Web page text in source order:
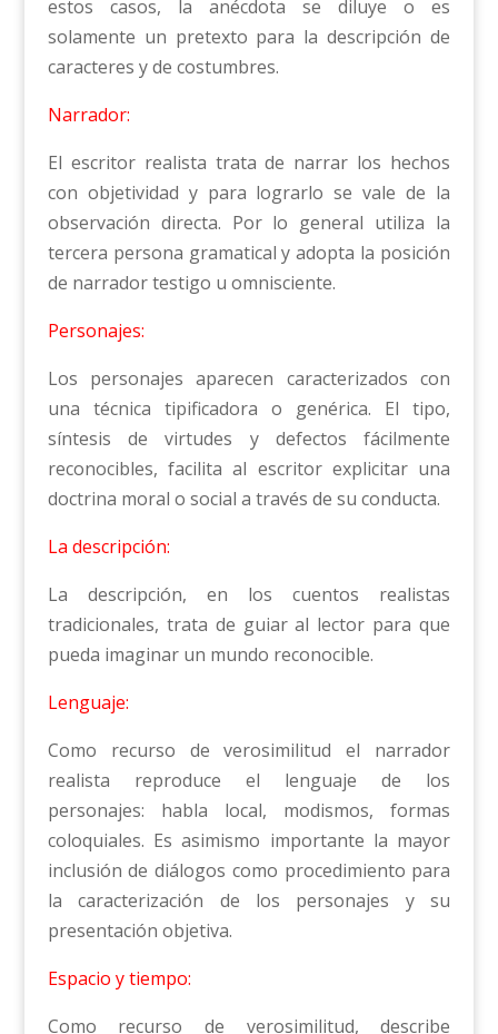
estos casos, la anécdota se diluye o es
solamente un pretexto para la descripción de
caracteres y de costumbres.
Narrador:
El escritor realista trata de narrar los hechos
con objetividad y para lograrlo se vale de la
observación directa. Por lo general utiliza la
tercera persona gramatical y adopta la posición
de narrador testigo u omnisciente.
Personajes:
Los personajes aparecen caracterizados con
una técnica tipificadora o genérica. El tipo,
síntesis de virtudes y defectos fácilmente
reconocibles, facilita al escritor explicitar una
doctrina moral o social a través de su conducta.
La descripción:
La descripción, en los cuentos realistas
tradicionales, trata de guiar al lector para que
pueda imaginar un mundo reconocible.
Lenguaje:
Como recurso de verosimilitud el narrador
realista reproduce el lenguaje de los
personajes: habla local, modismos, formas
coloquiales. Es asimismo importante la mayor
inclusión de diálogos como procedimiento para
la caracterización de los personajes y su
presentación objetiva.
Espacio y tiempo:
Como recurso de verosimilitud, describe